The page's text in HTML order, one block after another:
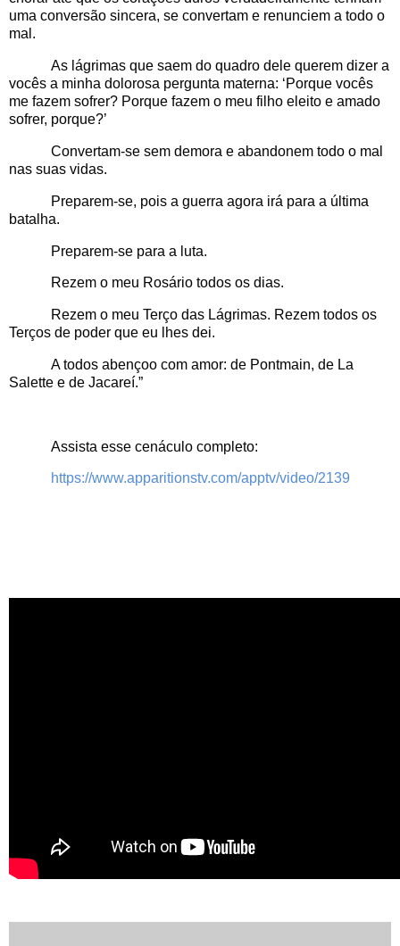
uma conversão sincera, se convertam e renunciem a todo o
mal.
As lágrimas que saem do quadro dele querem dizer a
vocês a minha dolorosa pergunta materna: ‘Porque vocês
me fazem sofrer? Porque fazem o meu filho eleito e amado
sofrer, porque?’
Convertam-se sem demora e abandonem todo o mal
nas suas vidas.
Preparem-se, pois a guerra agora irá para a última
batalha.
Preparem-se para a luta.
Rezem o meu Rosário todos os dias.
Rezem o meu Terço das Lágrimas. Rezem todos os
Terços de poder que eu lhes dei.
A todos abençoo com amor: de Pontmain, de La
Salette e de Jacareí.”
Assista esse cenáculo completo:
https://www.apparitionstv.com/apptv/video/2139